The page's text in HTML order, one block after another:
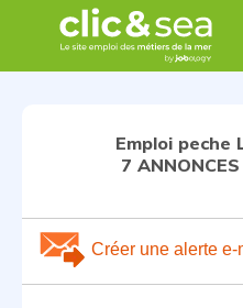
Emploi peche
7
Créer une alerte e-